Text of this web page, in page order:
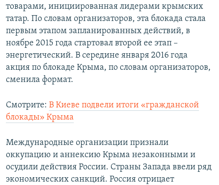
товарами, инициированная лидерами крымских
татар. По словам организаторов, эта блокада стала
первым этапом запланированных действий, в
ноябре 2015 года стартовал второй ее этап –
энергетический. В середине января 2016 года
акция по блокаде Крыма, по словам организаторов,
сменила формат.
Смотрите: В Киеве подвели итоги «гражданской
блокады» Крыма
Международные организации признали
оккупацию и аннексию Крыма незаконными и
осудили действия России. Страны Запада ввели ряд
экономических санкций. Россия отрицает